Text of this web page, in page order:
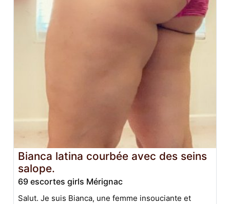
Bianca latina courbée avec des seins
salope.
69 escortes girls Mérignac
Salut. Je suis Bianca, une femme insouciante et